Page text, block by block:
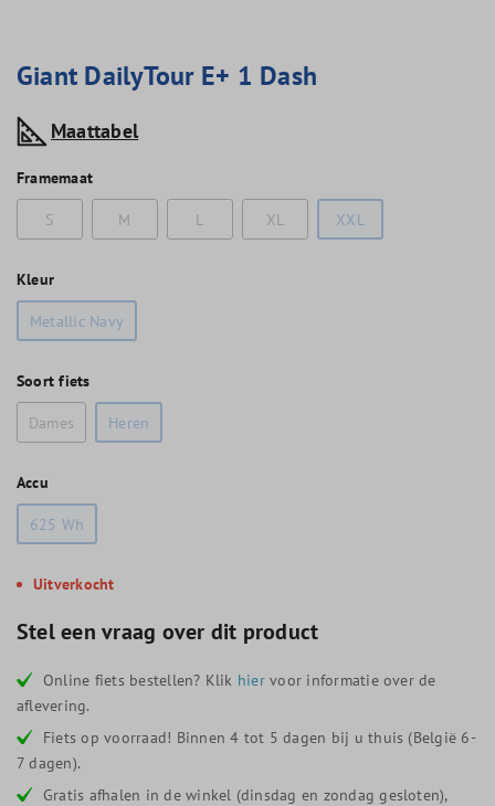
Giant DailyTour E+ 1 Dash
Maattabel
Framemaat
S
M L XL XXL
Kleur
Metallic Navy
Soort fiets
Dames
Heren
Accu
625 Wh
Uitverkocht
Stel een vraag over dit product
Online fiets bestellen? Klik hiervoor informatie over de
aflevering.
Fiets op voorraad! Binnen 4 tot 5 dagen bij u thuis (België 6-
7 dagen).
Gratis afhalen in de winkel (dinsdag en zondag gesloten),